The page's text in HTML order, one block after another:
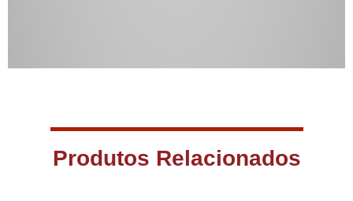
Produtos Relacionados